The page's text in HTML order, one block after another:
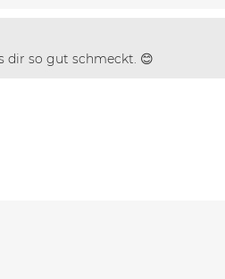
dir so gut schmeckt. 😊